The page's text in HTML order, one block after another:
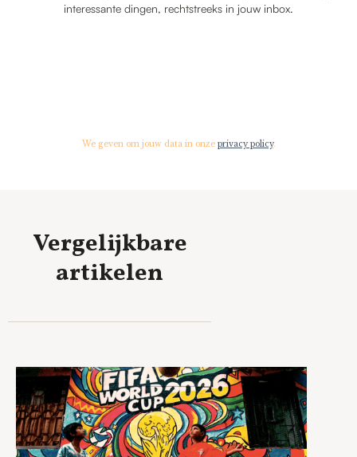
interessante dingen, rechtstreeks in jouw inbox.
We geven om jouw data in onze privacy policy.
Vergelijkbare
artikelen